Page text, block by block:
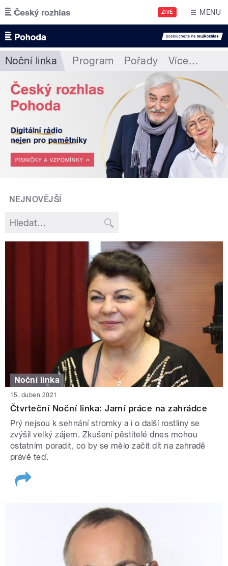
Přejít k hlavnímu obsahu
ŽIVĚ MENU
Noční linka Program Pořady Více…
NEJNOVĚJŠÍ
Noční linka
15. duben 2021
Čtvrteční Noční linka: Jarní práce na zahrádce
Prý nejsou k sehnání stromky a i o další rostliny se
zvýšil velký zájem. Zkušení pěstitelé dnes mohou
ostatním poradit, co by se mělo začít dít na zahradě
právě teď.